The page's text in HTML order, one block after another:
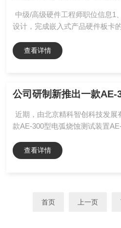
中级/高级硬件工程师职位信息1
设计，完成嵌入式产品硬件板卡
图设计、PCB设计、布线、仿真
试、测试及硬件系统问题定位解
查看详情
近期，由北京精科智创科技发展
款AE-300型电弧烧蚀测试装置
背景技术：触头是开关电器的关
要性能及寿命的长短，在很大程
查看详情
首页 上一页